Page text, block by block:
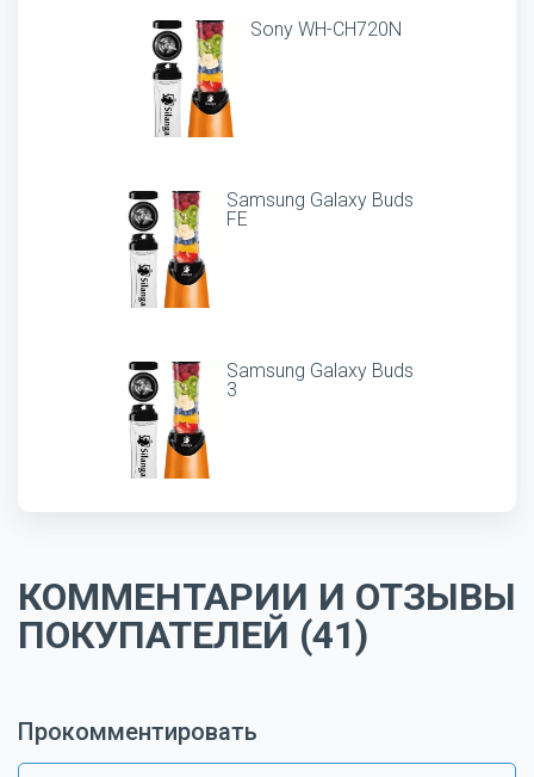
Sony WH-CH720N
Samsung Galaxy Buds
FE
Samsung Galaxy Buds
3
КОММЕНТАРИИ И ОТЗЫВЫ
ПОКУПАТЕЛЕЙ (41)
Прокомментировать